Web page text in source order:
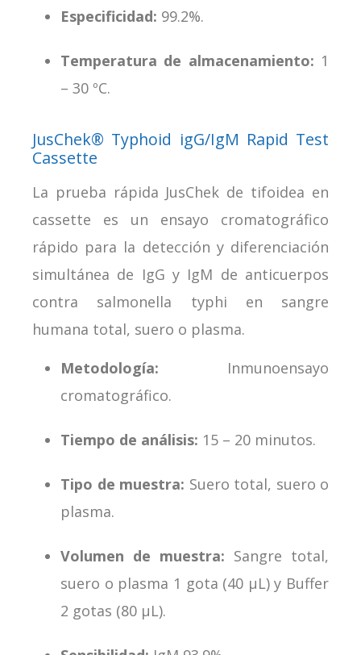
Especificidad: 99.2%.
Temperatura de almacenamiento: 1
– 30 ºC.
JusChek® Typhoid igG/IgM Rapid Test
Cassette
La prueba rápida JusChek de tifoidea en
cassette es un ensayo cromatográfico
rápido para la detección y diferenciación
simultánea de IgG y IgM de anticuerpos
contra salmonella typhi en sangre
humana total, suero o plasma.
Metodología: Inmunoensayo
cromatográfico.
Tiempo de análisis: 15 – 20 minutos.
Tipo de muestra: Suero total, suero o
plasma.
Volumen de muestra: Sangre total,
suero o plasma 1 gota (40 μL) y Buffer
2 gotas (80 μL).